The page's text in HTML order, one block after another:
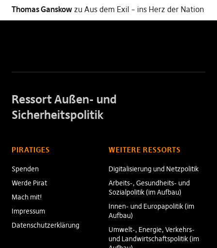
Thomas Ganskowzu Aus dem Exil – ins Herz der Nation
Ressort Außen- und
Sicherheitspolitik
PIRATIGES
Spenden
Werde Pirat
Mach mit!
Impressum
Datenschutzerklärung
WEITERE RESSORTS
Digitalisierung und Netzpolitik
Arbeits-, Gesundheits- und
Sozialpolitik (im Aufbau)
Innen- und Europapolitik (im
Aufbau)
Umwelt-, Energie, Verkehrs-
und Landwirtschaftspolitik (im